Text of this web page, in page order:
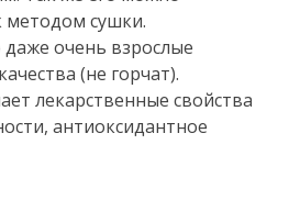
методом сушки.
очень взрослые
(не горчат).
лекарственные свойства
антиоксидантное